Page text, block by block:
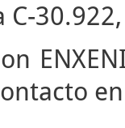
C-